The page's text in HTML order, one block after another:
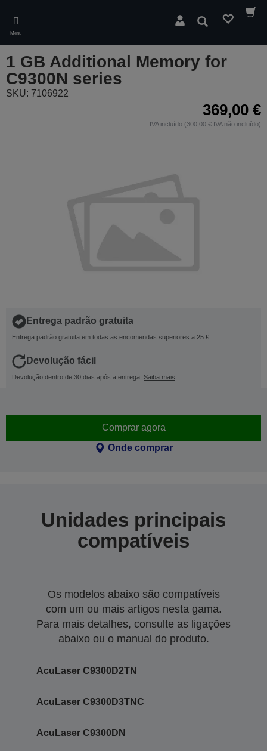
main
content
Menu
Pesquisar
1 GB Additional Memory for
C9300N series
SKU: 7106922
369,00 €
IVA incluído (300,00 € IVA não incluído)
Entrega padrão gratuita
Entrega padrão gratuita em todas as encomendas superiores a 25 €
Devolução fácil
Devolução dentro de 30 dias após a entrega. Saiba mais
Comprar agora
Onde comprar
Unidades principais
compatíveis
Os modelos abaixo são compatíveis
com um ou mais artigos nesta gama.
Para mais detalhes, consulte as ligações
abaixo ou o manual do produto.
AcuLaser C9300D2TN
AcuLaser C9300D3TNC
AcuLaser C9300DN